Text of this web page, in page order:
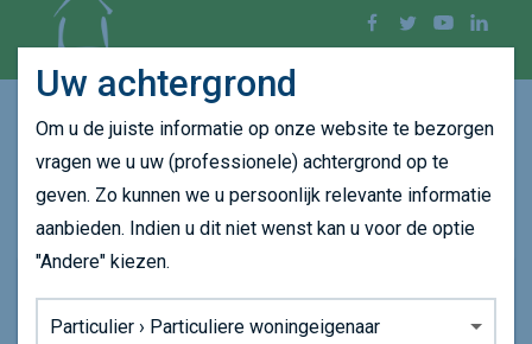
Facebook
Twitter YouTube
CONTACTGEGEVENS
Greenville - Centrum-Zuid 1111
3530 Houthalen-Helchteren
Plan je route
info@dubolimburg.be
Uw achtergrond
Om u de juiste informatie op onze website te bezorgen
vragen we u uw (professionele) achtergrond op te
geven. Zo kunnen we u persoonlijk relevante informatie
aanbieden. Indien u dit niet wenst kan u voor de optie
"Andere" kiezen.
Achtergrond:
surfervaring op onze website te verbeteren.